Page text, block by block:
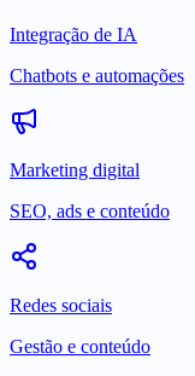
Integração de IA
Chatbots e automações
Marketing digital
SEO, ads e conteúdo
Redes sociais
Gestão e conteúdo